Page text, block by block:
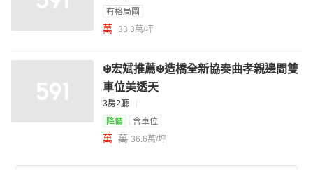
有格局圖
萬 33.3萬/坪
❄️宏斌推薦❄️造橋全新協奏曲孝親邊間雙
車位美透天
3房2廳
降價
含車位
萬 萬 36.6萬/坪